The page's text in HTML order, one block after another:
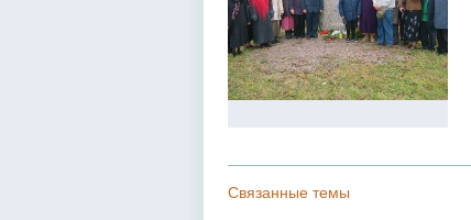
Связанные темы